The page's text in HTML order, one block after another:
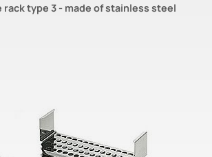
rack type 3 - made of stainless steel